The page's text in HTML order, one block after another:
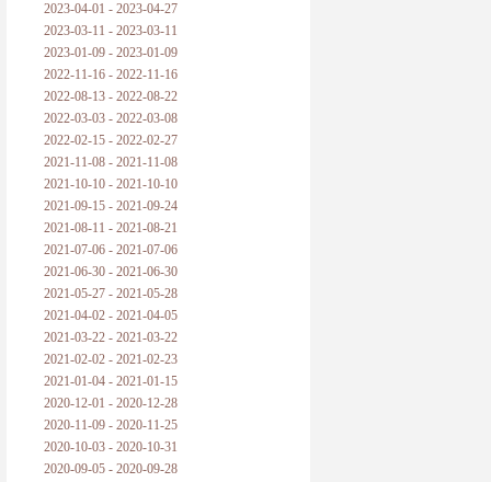
2023-04-01 - 2023-04-27
2023-03-11 - 2023-03-11
2023-01-09 - 2023-01-09
2022-11-16 - 2022-11-16
2022-08-13 - 2022-08-22
2022-03-03 - 2022-03-08
2022-02-15 - 2022-02-27
2021-11-08 - 2021-11-08
2021-10-10 - 2021-10-10
2021-09-15 - 2021-09-24
2021-08-11 - 2021-08-21
2021-07-06 - 2021-07-06
2021-06-30 - 2021-06-30
2021-05-27 - 2021-05-28
2021-04-02 - 2021-04-05
2021-03-22 - 2021-03-22
2021-02-02 - 2021-02-23
2021-01-04 - 2021-01-15
2020-12-01 - 2020-12-28
2020-11-09 - 2020-11-25
2020-10-03 - 2020-10-31
2020-09-05 - 2020-09-28